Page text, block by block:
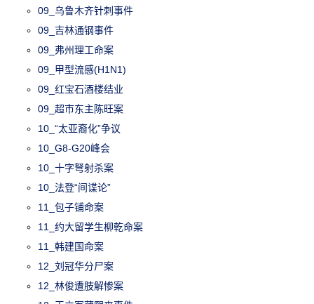
09_乌鲁木齐针刺事件
09_吉林通钢事件
09_弗州理工命案
09_甲型流感(H1N1)
09_红宝石酒楼结业
09_超市东主陈旺案
10_“太亚裔化”争议
10_G8-G20峰会
10_十字弩射杀案
10_法登“间谍论”
11_包子铺命案
11_约大留学生柳乾命案
11_韩建国命案
12_刘冠华分尸案
12_林俊遭肢解惨案